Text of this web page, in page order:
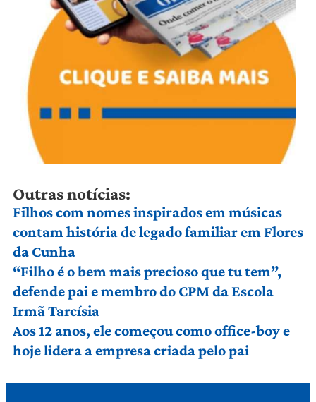
Outras notícias:
Filhos com nomes inspirados em músicas
contam história de legado familiar em Flores
da Cunha
“Filho é o bem mais precioso que tu tem”,
defende pai e membro do CPM da Escola
Irmã Tarcísia
Aos 12 anos, ele começou como office-boy e
hoje lidera a empresa criada pelo pai